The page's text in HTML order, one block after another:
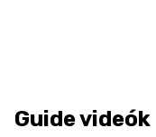
Guide videók